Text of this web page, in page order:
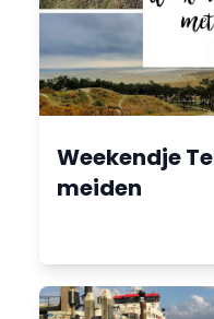
Weekendje
meiden